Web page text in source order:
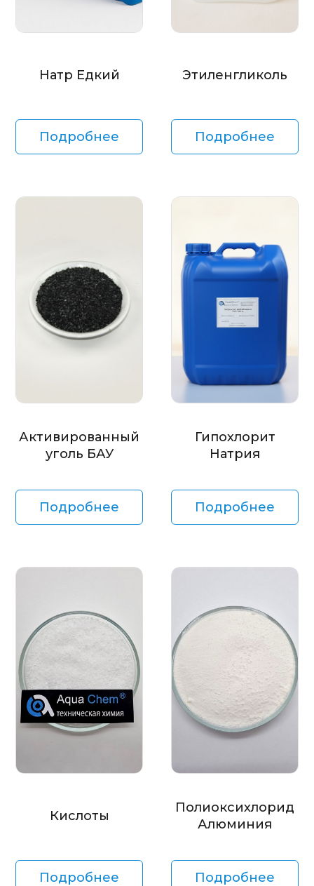
Натр Едкий
Подробнее
Этиленгликоль
Подробнее
Активированный
уголь БАУ
Подробнее
Гипохлорит
Натрия
Подробнее
Кислоты
Подробнее
Полиоксихлорид
Алюминия
Подробнее